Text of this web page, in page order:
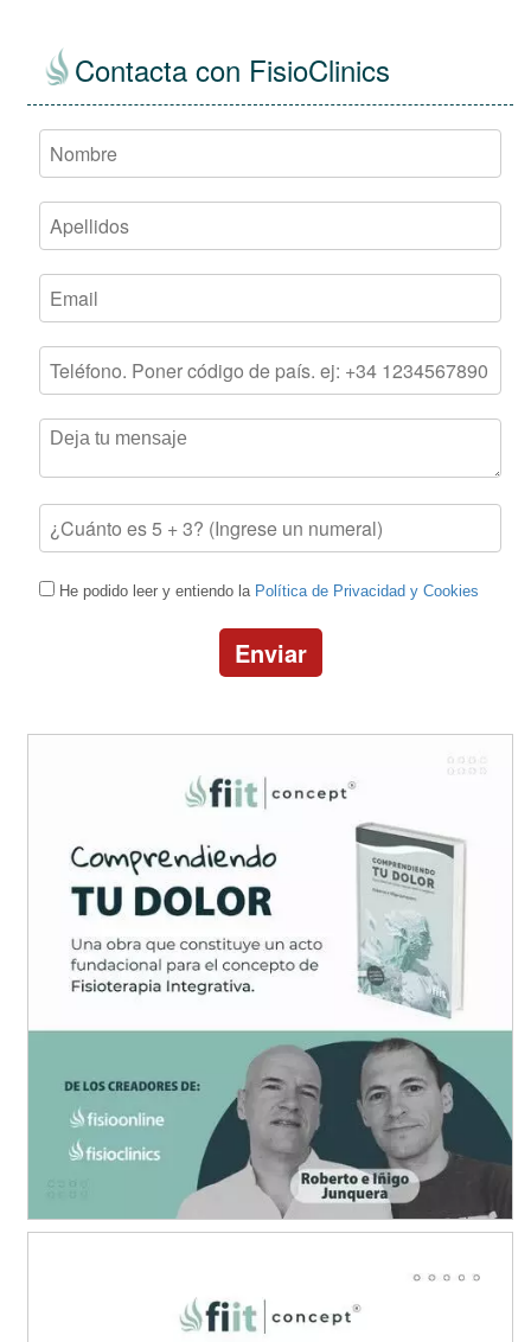
Contacta con FisioClinics
He podido leer y entiendo la Política de Privacidad y Cookies
Enviar